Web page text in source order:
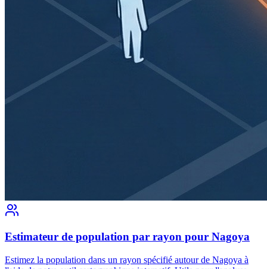
Estimateur de population par rayon pour Nagoya
Estimez la population dans un rayon spécifié autour de Nagoya à